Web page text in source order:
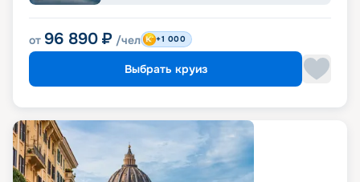
от 96 890 ₽ /чел +1 000
Выбрать круиз